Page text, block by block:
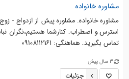
مشاوره خانواده
مشاوره خانواده. مشاوره پیش از ازدواج -
استرس و اضطراب. کنارشما هستیم،نگران
تماس بگیرید. هماهنگی: 09108112161
3 سال پیش
جزئیات